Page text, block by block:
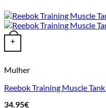
+
This product has multiple
Mulher
Reebok Training Muscle
34.95€